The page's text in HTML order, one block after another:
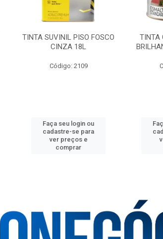
TINTA SUVINIL PISO FOSCO
CINZA 18L
Código: 2109
Faça seu login ou
cadastre-se para
ver preços e
comprar
TINTA